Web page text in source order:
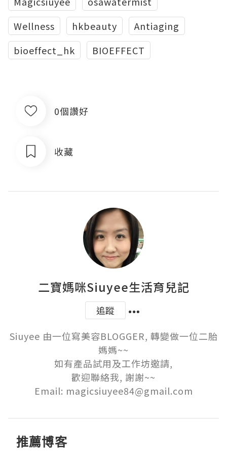
Wellness
hkbeauty
Antiaging
bioeffect_hk
BIOEFFECT
0個讚好
收藏
二寶媽咪Siuyee生活育兒記
追蹤
Siuyee 由一位寫美容BLOGGER, 轉變做一位二胎
媽媽~~
如有產品試用及工作坊邀請,
歡迎聯絡我, 謝謝~~
Email: magicsiuyee84@gmail.com
推薦博客